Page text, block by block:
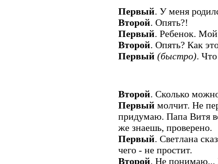
Первый. У меня
Второй. Опять?!
Первый. Ребенок.
Второй. Опять? Как
Первый (быстро).
Второй. Сколько
Первый молчит. Не
придумаю. Папа Витя
же знаешь, проверено.
Первый. Светлана
чего - не простит.
Второй. Не понимаю...